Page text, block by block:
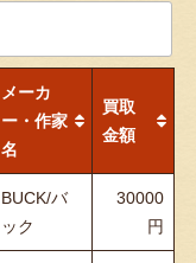
メーカ
ー・作家
名
買取
金額
BUCK/バ
ック
30000